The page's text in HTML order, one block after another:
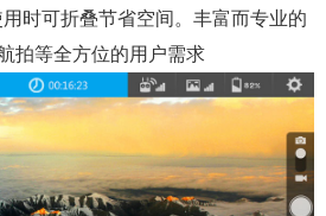
时可折叠节省空间。丰富而专业的
拍等全方位的用户需求